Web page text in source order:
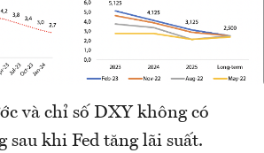
và chỉ số DXY không có
sau khi Fed tăng lãi suất.